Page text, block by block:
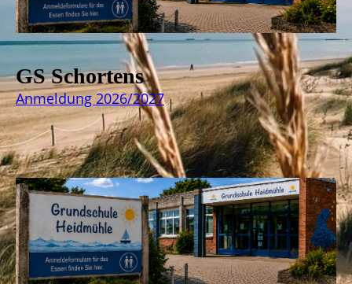
GS Schortens
Anmeldung 2026/2027